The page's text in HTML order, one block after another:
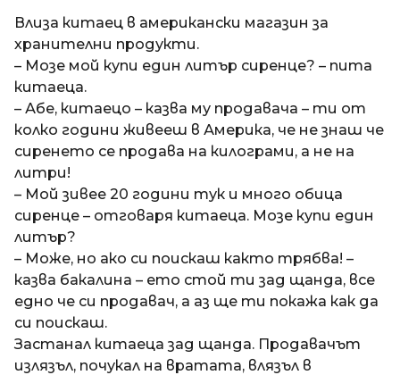
п
р
е
д
и
1
8
г
о
д
и
н
и
п
р
е
д
t
i
Влиза китаец в американски магазин за
хранителни продукти.
– Мозе мой купи един литър сиренце? – пита
китаеца.
– Абе, китаецо – казва му продавача – ти от
колко години живееш в Америка, че не знаш че
сиренето се продава на килограми, а не на
литри!
– Мой зивее 20 години тук и много обица
сиренце – отговаря китаеца. Мозе купи един
литър?
– Може, но ако си поискаш както трябва! –
казва бакалина – ето стой ти зад щанда, все
едно че си продавач, а аз ще ти покажа как да
си поискаш.
Застанал китаеца зад щанда. Продавачът
излязъл, почукал на вратата, влязъл в